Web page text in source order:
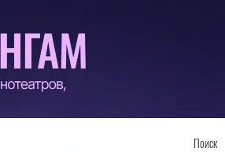
Поиск